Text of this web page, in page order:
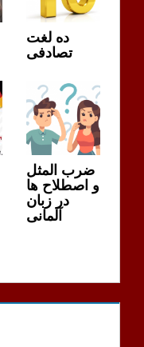
ده لغت
تصادفی
ضرب المثل
و اصطلاح ها
در زبان
آلمانی